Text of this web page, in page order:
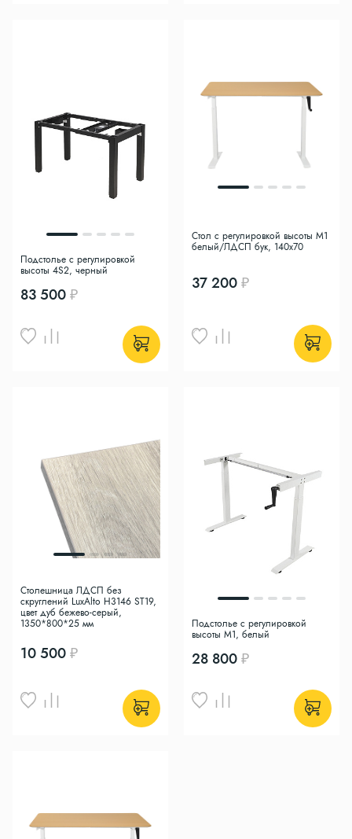
83 500
Подстолье с регулировкой
высоты 4S2, черный
37 200
Стол с регулировкой высоты M1
белый/ЛДСП бук, 140x70
10 500
Столешница ЛДСП без
скруглений LuxAlto H3146 ST19,
цвет дуб бежево-серый,
1350*800*25 мм
28 800
Подстолье с регулировкой
высоты M1, белый